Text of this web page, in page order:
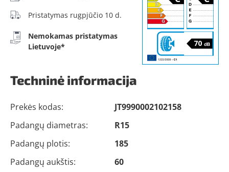
Pristatymas rugpjūčio 10 d.
Nemokamas pristatymas
Lietuvoje*
Techninė informacija
Prekės kodas:
JT9990002102158
Padangų diametras:
R15
Padangų plotis:
185
Padangų aukštis:
60